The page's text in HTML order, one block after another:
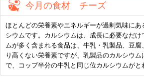
今月の食材 チーズ
ほとんどの栄養素やエネルギーが過剰気味に
シウムです。カルシウムは、成長に必要なだ
ムが多く含まれる食品は、牛乳・乳製品、豆
り高くない栄養素ですが、乳製品のカルシウ
で、コップ半分の牛乳と同じ位カルシウムがと